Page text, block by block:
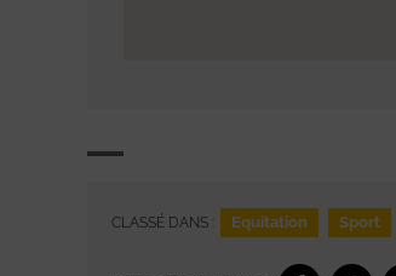
CLASSÉ DANS : Equitation Sport